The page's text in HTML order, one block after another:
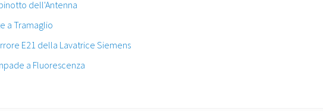
vi
di
dell'Antenna
a Tramaglio
E21 della Lavatrice Siemens
a Fluorescenza